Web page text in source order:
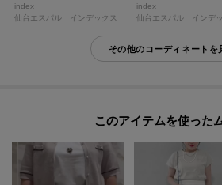
index
仙台エスパル インデックス
index
仙台エスパル インデ
その他のコーディネートを
このアイテムを使った